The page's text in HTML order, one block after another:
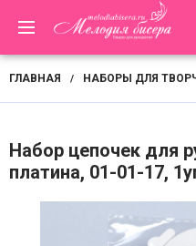
ГЛАВНАЯ / НАБОРЫ ДЛЯ
Набор цепочек для
платина, 01-01-17,